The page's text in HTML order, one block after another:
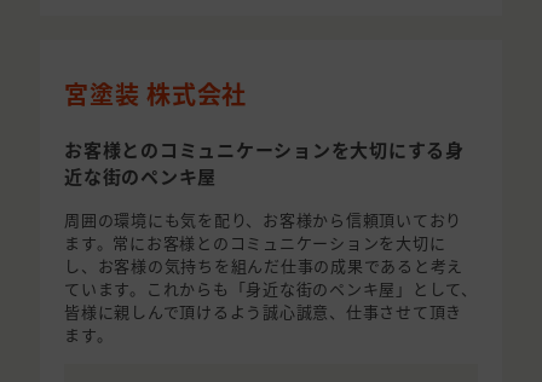
宮塗装 株式会社
お客様とのコミュニケーションを大切にする身
近な街のペンキ屋
周囲の環境にも気を配り、お客様から信頼頂いており
ます。常にお客様とのコミュニケーションを大切に
し、お客様の気持ちを組んだ仕事の成果であると考え
ています。これからも「身近な街のペンキ屋」として、
皆様に親しんで頂けるよう誠心誠意、仕事させて頂き
ます。